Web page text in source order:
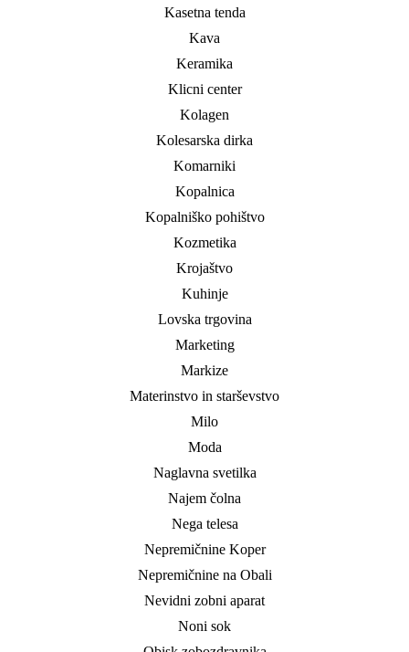
Kasetna tenda
Kava
Keramika
Klicni center
Kolagen
Kolesarska dirka
Komarniki
Kopalnica
Kopalniško pohištvo
Kozmetika
Krojaštvo
Kuhinje
Lovska trgovina
Marketing
Markize
Materinstvo in starševstvo
Milo
Moda
Naglavna svetilka
Najem čolna
Nega telesa
Nepremičnine Koper
Nepremičnine na Obali
Nevidni zobni aparat
Noni sok